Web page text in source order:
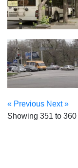
« Previous Next »
Showing 351 to 360